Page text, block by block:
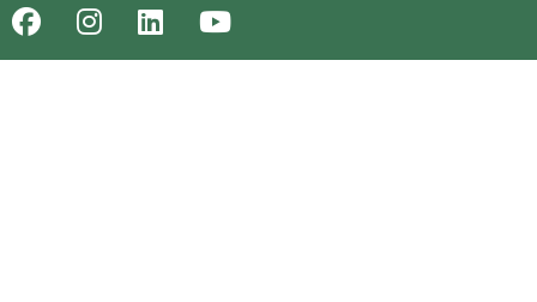
FacebookInstagramLinkedInYoutube